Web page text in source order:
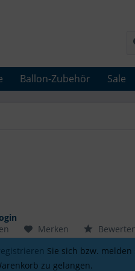
Ballon-Zubehör Sale
Merken
Bewerten
Sie sich bzw.
zu gelangen.